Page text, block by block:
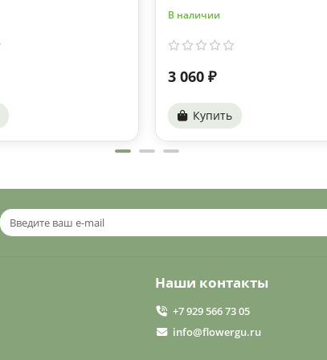
В наличии
3 060 ₽
Купить
Наши контакты
+7 929 566 73 05
info@flowergu.ru